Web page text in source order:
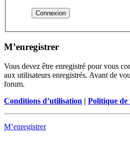
M’enregistrer
Vous devez être enregistré pour vous
aux utilisateurs enregistrés. Avant de
forum.
Conditions d’utilisation | Politique de
M’enregistrer